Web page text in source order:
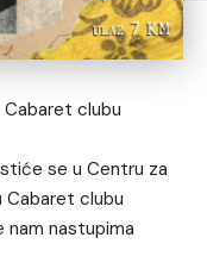
Cabaret clubu
se u Centru za
Cabaret clubu
nam nastupima